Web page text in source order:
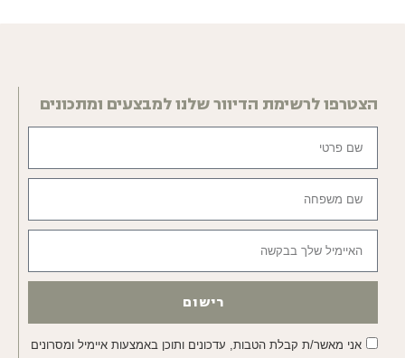
הצטרפו לרשימת הדיוור שלנו למבצעים ומתכונים
אני מאשר/ת קבלת הטבות, עדכונים ותוכן באמצעות איימיל ומסרונים
רישום